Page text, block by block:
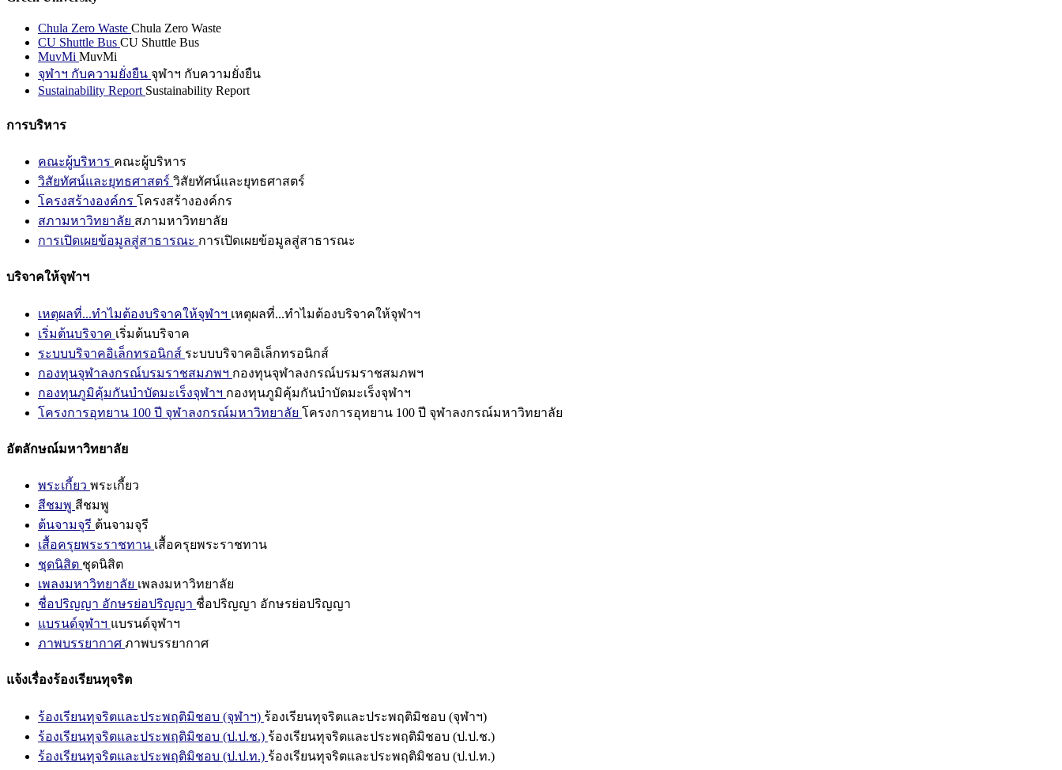
Chula Zero Waste Chula Zero Waste
CU Shuttle Bus CU Shuttle Bus
MuvMi MuvMi
จุฬาฯ กับความยั่งยืน จุฬาฯ กับความยั่งยืน
Sustainability Report Sustainability Report
การบริหาร
คณะผู้บริหาร คณะผู้บริหาร
วิสัยทัศน์และยุทธศาสตร์ วิสัยทัศน์และยุทธศาสตร์
โครงสร้างองค์กร โครงสร้างองค์กร
สภามหาวิทยาลัย สภามหาวิทยาลัย
การเปิดเผยข้อมูลสู่สาธารณะ การเปิดเผยข้อมูลสู่สาธารณะ
บริจาคให้จุฬาฯ
เหตุผลที่...ทำไมต้องบริจาคให้จุฬาฯ เหตุผลที่...ทำไมต้องบริจาคให้จุฬาฯ
เริ่มต้นบริจาค เริ่มต้นบริจาค
ระบบบริจาคอิเล็กทรอนิกส์ ระบบบริจาคอิเล็กทรอนิกส์
กองทุนจุฬาลงกรณ์บรมราชสมภพฯ กองทุนจุฬาลงกรณ์บรมราชสมภพฯ
กองทุนภูมิคุ้มกันบำบัดมะเร็งจุฬาฯ กองทุนภูมิคุ้มกันบำบัดมะเร็งจุฬาฯ
โครงการอุทยาน 100 ปี จุฬาลงกรณ์มหาวิทยาลัย โครงการอุทยาน 100 ปี จุฬาลงกรณ์มหาวิทยาลัย
อัตลักษณ์มหาวิทยาลัย
พระเกี้ยว พระเกี้ยว
สีชมพู สีชมพู
ต้นจามจุรี ต้นจามจุรี
เสื้อครุยพระราชทาน เสื้อครุยพระราชทาน
ชุดนิสิต ชุดนิสิต
เพลงมหาวิทยาลัย เพลงมหาวิทยาลัย
ชื่อปริญญา อักษรย่อปริญญา ชื่อปริญญา อักษรย่อปริญญา
แบรนด์จุฬาฯ แบรนด์จุฬาฯ
ภาพบรรยากาศ ภาพบรรยากาศ
แจ้งเรื่องร้องเรียนทุจริต
ร้องเรียนทุจริตและประพฤติมิชอบ (จุฬาฯ) ร้องเรียนทุจริตและประพฤติมิชอบ (จุฬาฯ)
ร้องเรียนทุจริตและประพฤติมิชอบ (ป.ป.ช.) ร้องเรียนทุจริตและประพฤติมิชอบ (ป.ป.ช.)
ร้องเรียนทุจริตและประพฤติมิชอบ (ป.ป.ท.) ร้องเรียนทุจริตและประพฤติมิชอบ (ป.ป.ท.)